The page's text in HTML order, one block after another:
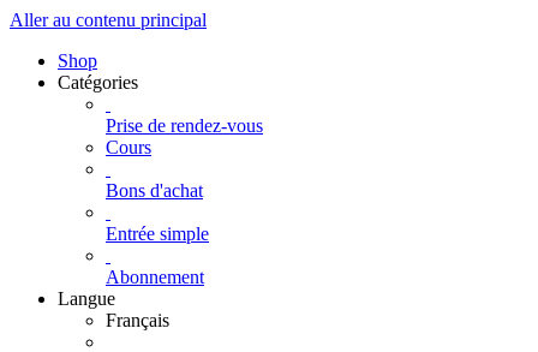
Aller au contenu principal
Shop
Catégories
Prise de rendez-vous
Cours
Bons d'achat
Entrée simple
Abonnement
Langue
Français